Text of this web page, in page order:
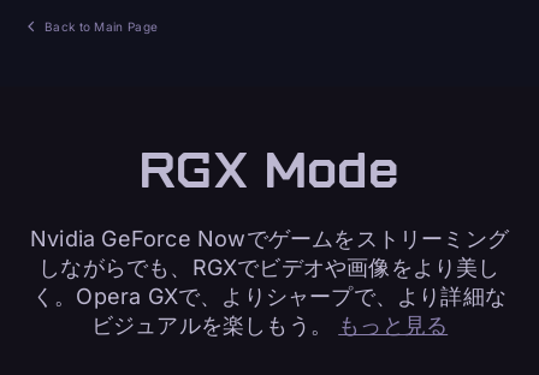
Back to Main Page
RGX Mode
Nvidia GeForce Nowでゲームをストリーミング
しながらでも、RGXでビデオや画像をより美し
く。Opera GXで、よりシャープで、より詳細な
ビジュアルを楽しもう。
もっと見る